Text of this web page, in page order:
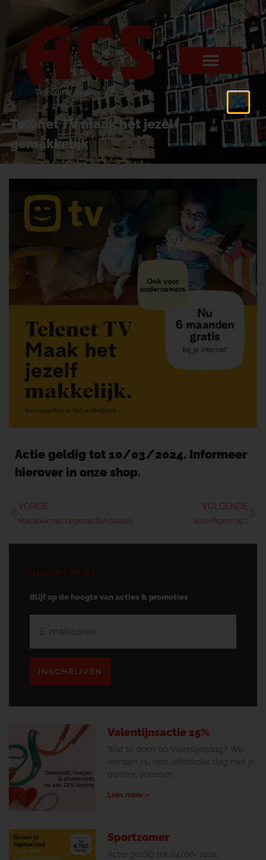
Telenet TV maak het jezelf
gemakkelijk
Actie geldig tot 10/03/2024. Informeer
hierover in onze shop.
VORIGE
Macbook met opgezwollen batterij
VOLGENDE
Base Promo 25%
NIEUWSBRIEF
Blijf op de hoogte van acties & promoties
INSCHRIJVEN
Valentijnsactie 15%
Wat te doen op Valentijnsdag? We
wensen jou een liefdevolle dag met je
partner, vrienden,
Lees meer »
Sportzomer
Actie geldig tot 04/06/2024.